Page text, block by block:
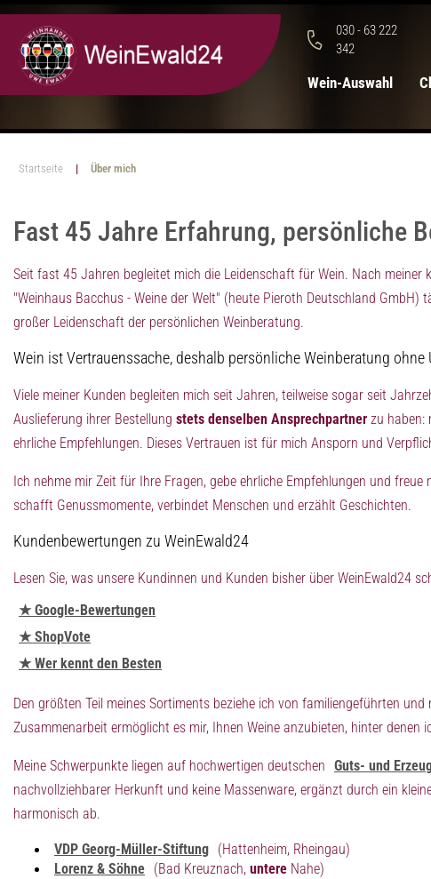
030 - 63 222
342
Wein-Auswahl
Startseite Über mich
Fast 45 Jahre Erfahrung, persönliche
Seit fast 45 Jahren begleitet mich die Leidenschaft für Wein. Nach
"Weinhaus Bacchus - Weine der Welt" (heute Pieroth Deutschland
großer Leidenschaft der persönlichen Weinberatung.
Wein ist Vertrauenssache, deshalb persönliche Weinberatung ohne
Viele meiner Kunden begleiten mich seit Jahren, teilweise sogar seit
Auslieferung ihrer Bestellung stets denselben Ansprechpartner zu haben:
ehrliche Empfehlungen. Dieses Vertrauen ist für mich Ansporn und
Ich nehme mir Zeit für Ihre Fragen, gebe ehrliche Empfehlungen und
schafft Genussmomente, verbindet Menschen und erzählt Geschichten.
Kundenbewertungen zu WeinEwald24
Lesen Sie, was unsere Kundinnen und Kunden bisher über WeinEwald24
★ Google-Bewertungen
★ ShopVote
★ Wer kennt den Besten
Den größten Teil meines Sortiments beziehe ich von familiengeführten
Zusammenarbeit ermöglicht es mir, Ihnen Weine anzubieten, hinter denen
Meine Schwerpunkte liegen auf hochwertigen deutschen Guts- und
nachvollziehbarer Herkunft und keine Massenware, ergänzt durch ein
harmonisch ab.
VDP Georg-Müller-Stiftung (Hattenheim, Rheingau)
Lorenz & Söhne (Bad Kreuznach, untere Nahe)